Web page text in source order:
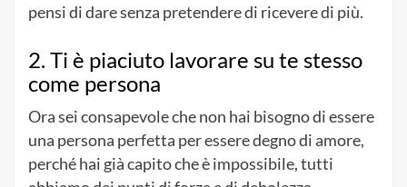
pensi di dare senza pretendere di ricevere di più.
2. Ti è piaciuto lavorare su te stesso
come persona
Ora sei consapevole che non hai bisogno di essere
una persona perfetta per essere degno di amore,
perché hai già capito che è impossibile, tutti